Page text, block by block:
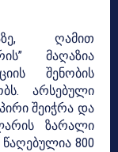
ღამით
მაღაზია
შენობის
არსებული
შეიჭრა და
ზარალი
800